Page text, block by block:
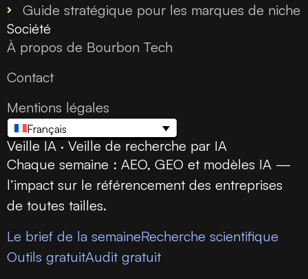
Guide stratégique pour les marques de niche
Société
À propos de Bourbon Tech
Contact
Mentions légales
Français
Veille IA · Veille de recherche par IA
Chaque semaine : AEO, GEO et modèles IA —
l’impact sur le référencement des entreprises
de toutes tailles.
Le brief de la semaineRecherche scientifique
Outils gratuitAudit gratuit